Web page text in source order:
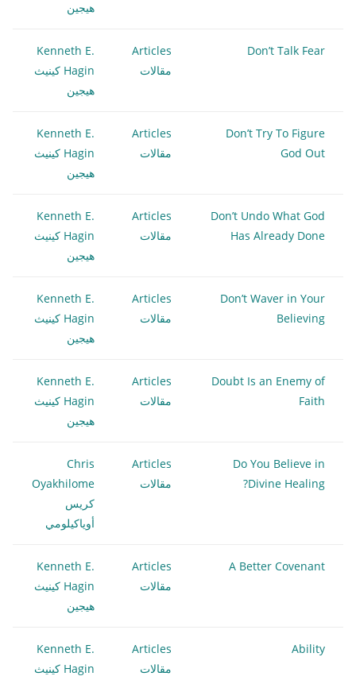
هيجين
Don’t Talk Fear
Articles
مقالات
Kenneth E.
Hagin كينيث
هيجين
Don’t Try To Figure
God Out
Articles
مقالات
Kenneth E.
Hagin كينيث
هيجين
Don’t Undo What God
Has Already Done
Articles
مقالات
Kenneth E.
Hagin كينيث
هيجين
Don’t Waver in Your
Believing
Articles
مقالات
Kenneth E.
Hagin كينيث
هيجين
Doubt Is an Enemy of
Faith
Articles
مقالات
Kenneth E.
Hagin كينيث
هيجين
Do You Believe in
Divine Healing?
Articles
مقالات
Chris
Oyakhilome
كريس
أوياكيلومي
A Better Covenant
Articles
مقالات
Kenneth E.
Hagin كينيث
هيجين
Ability
Articles
مقالات
Kenneth E.
Hagin كينيث